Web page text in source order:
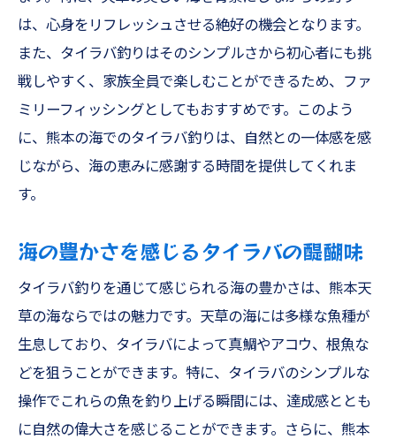
テンヤ釣りの基礎知識
熊本の海で楽しむテンヤ釣り
テンヤ釣りで狙う魚とその特徴
初心者向けテンヤ釣りのアドバイス
海の教室で学ぶ自然の魅力
オキアミ五目釣りの楽しさと魅力
熊本の海で狙う豊富な魚種
天草遊漁船での贅沢な釣り体験
初心者でも挑戦できるオキアミ五目
オキアミ五目で楽しむ釣りの魅力
は、心身をリフレッシュさせる絶好の機会となります。
また、タイラバ釣りはそのシンプルさから初心者にも挑
戦しやすく、家族全員で楽しむことができるため、ファ
ミリーフィッシングとしてもおすすめです。このよう
に、熊本の海でのタイラバ釣りは、自然との一体感を感
じながら、海の恵みに感謝する時間を提供してくれま
す。
海の豊かさを感じるタイラバの醍醐味
タイラバ釣りを通じて感じられる海の豊かさは、熊本天
草の海ならではの魅力です。天草の海には多様な魚種が
生息しており、タイラバによって真鯛やアコウ、根魚な
どを狙うことができます。特に、タイラバのシンプルな
操作でこれらの魚を釣り上げる瞬間には、達成感ととも
に自然の偉大さを感じることができます。さらに、熊本